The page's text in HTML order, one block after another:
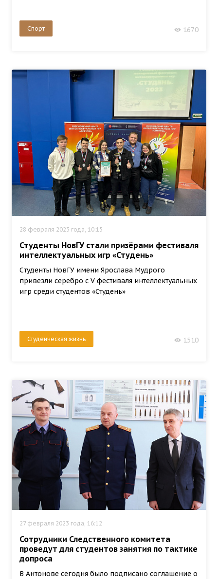
Спорт 1670
28 февраля 2023 года, 10:15
Студенты НовГУ стали призёрами фестиваля
интеллектуальных игр «Студень»
Cтуденты НовГУ имени Ярослава Мудрого
привезли серебро с V фестиваля интеллектуальных
игр среди студентов «Студень»
Студенческая жизнь 1510
27 февраля 2023 года, 16:12
Сотрудники Следственного комитета
проведут для студентов занятия по тактике
допроса
В Антонове сегодня было подписано соглашение о